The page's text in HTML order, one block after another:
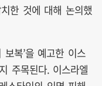
한 것에 대해 논의했
복’을 예고한 이스
주목된다. 이스라엘